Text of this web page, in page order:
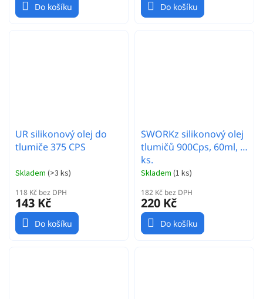
Do košíku Do košíku
UR silikonový olej do
tlumiče 375 CPS
Skladem (>3 ks)
118 Kč bez DPH
143 Kč
Do košíku
SWORKz silikonový olej
tlumičů 900Cps, 60ml, 1
ks.
Skladem (1 ks)
182 Kč bez DPH
220 Kč
Do košíku